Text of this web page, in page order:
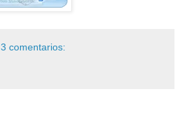
3 comentarios: